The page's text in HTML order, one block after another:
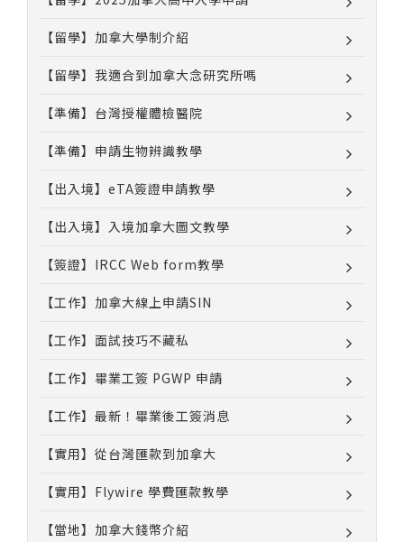
【留學】加拿大學制介紹
【留學】我適合到加拿大念研究所嗎
【準備】台灣授權體檢醫院
【準備】申請生物辨識教學
【出入境】eTA簽證申請教學
【出入境】入境加拿大圖文教學
【簽證】IRCC Web form教學
【工作】加拿大線上申請SIN
【工作】面試技巧不藏私
【工作】畢業工簽 PGWP 申請
【工作】最新！畢業後工簽消息
【實用】從台灣匯款到加拿大
【實用】Flywire 學費匯款教學
【當地】加拿大錢幣介紹